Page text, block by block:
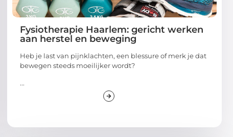
Fysiotherapie Haarlem: gericht werken
aan herstel en beweging
Heb je last van pijnklachten, een blessure of merk je dat
bewegen steeds moeilijker wordt?
...